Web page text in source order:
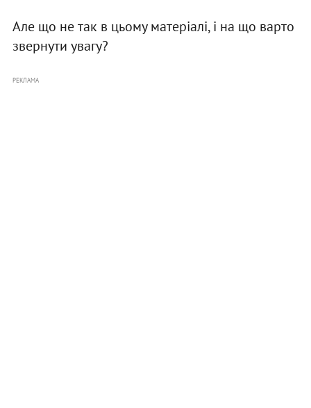
Але що не так в цьому матеріалі, і на що варто
звернути увагу?
РЕКЛАМА